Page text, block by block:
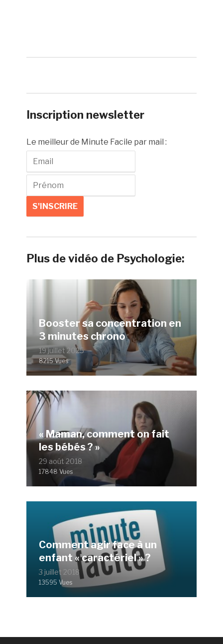
Inscription newsletter
Le meilleur de Minute Facile par mail :
Plus de vidéo de Psychologie:
Booster sa concentration en
3 minutes chrono
19 juillet 2025
8215 Vues
« Maman, comment on fait
les bébés ? »
29 août 2018
17848 Vues
Comment agir face à un
enfant « caractériel » ?
3 juillet 2018
13595 Vues